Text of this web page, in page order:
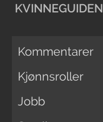
KVINNEGUIDEN
Kommentarer
Kjønnsroller
Jobb